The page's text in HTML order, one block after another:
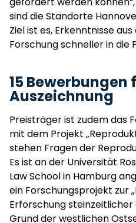
sind die Standorte
Ziel ist es, Erkenntnisse
Forschung schneller in die
15 Bewerbungen
Auszeichnung
Preisträger ist zudem das
mit dem Projekt
stehen Fragen der
Es ist an der Universität
Law School in Hamburg
ein Forschungsprojekt zur
Erforschung
Grund der westlichen